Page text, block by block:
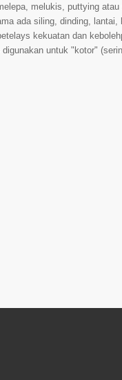
melukis, puttying
ada siling, dinding,
kekuatan dan
untuk "kotor"